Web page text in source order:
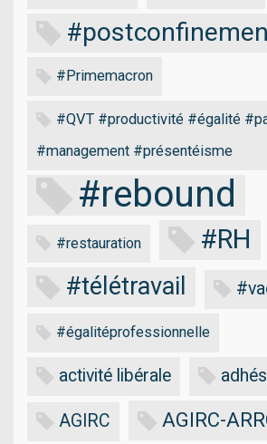
#Primemacron
#QVT #productivité #égalité
#management #présentéisme
#rebound
#restauration #RH
#télétravail
#égalitéprofessionnelle
activité libérale
AGIRC AGIRC-